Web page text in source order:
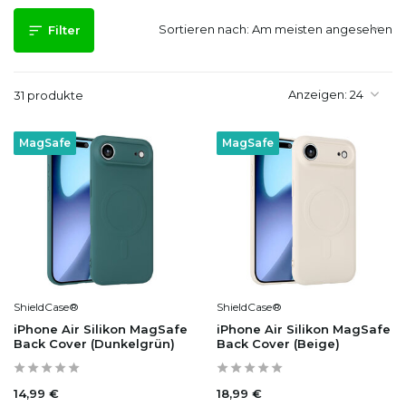
Filter
31 produkte Anzeigen:
Sortieren nach:
MagSafe
ShieldCase®
iPhone Air Silikon MagSafe
Back Cover (Dunkelgrün)
14,99 €
MagSafe
ShieldCase®
iPhone Air Silikon MagSafe
Back Cover (Beige)
18,99 €